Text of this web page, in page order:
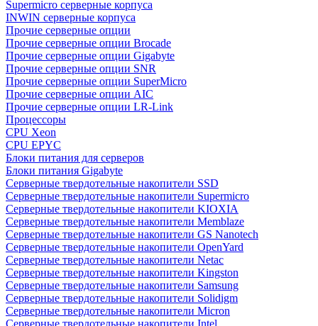
Supermicro серверные корпуса
INWIN серверные корпуса
Прочие серверные опции
Прочие серверные опции Brocade
Прочие серверные опции Gigabyte
Прочие серверные опции SNR
Прочие серверные опции SuperMicro
Прочие серверные опции AIC
Прочие серверные опции LR-Link
Процессоры
CPU Xeon
CPU EPYC
Блоки питания для серверов
Блоки питания Gigabyte
Серверные твердотельные накопители SSD
Cерверные твердотельные накопители Supermicro
Cерверные твердотельные накопители KIOXIA
Cерверные твердотельные накопители Memblaze
Cерверные твердотельные накопители GS Nanotech
Серверные твердотельные накопители OpenYard
Серверные твердотельные накопители Netac
Cерверные твердотельные накопители Kingston
Cерверные твердотельные накопители Samsung
Cерверные твердотельные накопители Solidigm
Cерверные твердотельные накопители Micron
Cерверные твердотельные накопители Intel